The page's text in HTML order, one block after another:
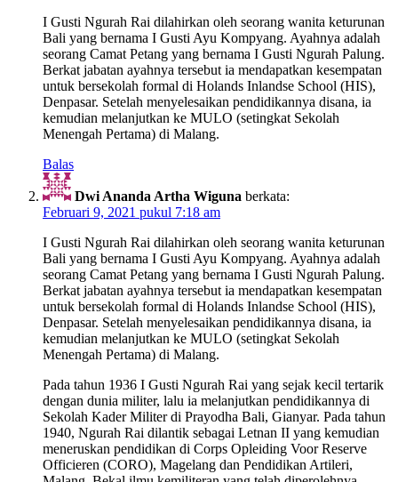
I Gusti Ngurah Rai dilahirkan oleh seorang wanita keturunan
Bali yang bernama I Gusti Ayu Kompyang. Ayahnya adalah
seorang Camat Petang yang bernama I Gusti Ngurah Palung.
Berkat jabatan ayahnya tersebut ia mendapatkan kesempatan
untuk bersekolah formal di Holands Inlandse School (HIS),
Denpasar. Setelah menyelesaikan pendidikannya disana, ia
kemudian melanjutkan ke MULO (setingkat Sekolah
Menengah Pertama) di Malang.
Balas
Dwi Ananda Artha Wiguna berkata:
Februari 9, 2021 pukul 7:18 am
I Gusti Ngurah Rai dilahirkan oleh seorang wanita keturunan
Bali yang bernama I Gusti Ayu Kompyang. Ayahnya adalah
seorang Camat Petang yang bernama I Gusti Ngurah Palung.
Berkat jabatan ayahnya tersebut ia mendapatkan kesempatan
untuk bersekolah formal di Holands Inlandse School (HIS),
Denpasar. Setelah menyelesaikan pendidikannya disana, ia
kemudian melanjutkan ke MULO (setingkat Sekolah
Menengah Pertama) di Malang.
Pada tahun 1936 I Gusti Ngurah Rai yang sejak kecil tertarik
dengan dunia militer, lalu ia melanjutkan pendidikannya di
Sekolah Kader Militer di Prayodha Bali, Gianyar. Pada tahun
1940, Ngurah Rai dilantik sebagai Letnan II yang kemudian
meneruskan pendidikan di Corps Opleiding Voor Reserve
Officieren (CORO), Magelang dan Pendidikan Artileri,